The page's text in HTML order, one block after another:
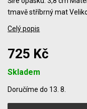
tmavě stříbrný mat
Celý popis
725 Kč
Skladem
Doručíme do 13. 8.